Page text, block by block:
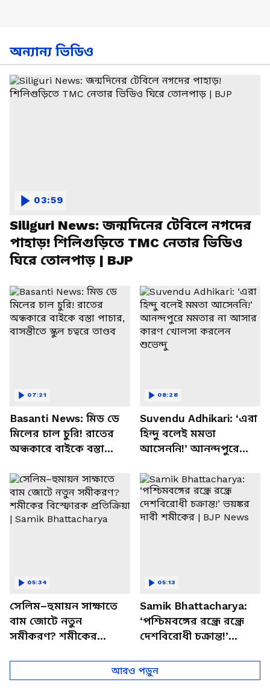
অন্যান্য ভিডিও
Siliguri News: জন্মদিনের টেবিলে নগদের
পাহাড়! শিলিগুড়িতে TMC নেতার ভিডিও
ঘিরে তোলপাড় | BJP
03:59
Basanti News: মিড ডে
মিলের চাল চুরি! রাতের
অন্ধকারে বাইকে বস্তা
চত্বরে তাণ্ডব
07:21
Suvendu Adhikari: ‘এরা
হিন্দু বলেই মমতা
আসেননি!’ আনন্দপুরে
খোলসা করলেন শুভেন্দু
08:28
সেলিম–হুমায়ন সাক্ষাতে
বাম জোটে নতুন
সমীকরণ? শমীকের
Samik Bhattacharya
05:34
Samik Bhattacharya:
‘পশ্চিমবঙ্গের রন্ধ্রে রন্ধ্রে
দেশবিরোধী চক্রান্ত!’
BJP News
05:13
আরও পড়ুন